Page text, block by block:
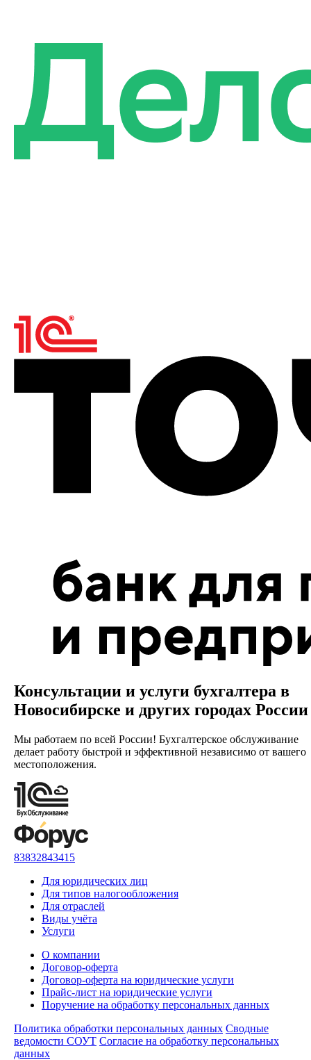
Консультации и услуги бухгалтера в
Новосибирске и других городах России
Мы работаем по всей России! Бухгалтерское обслуживание
делает работу быстрой и эффективной независимо от вашего
местоположения.
83832843415
Для юридических лиц
Для типов налогообложения
Для отраслей
Виды учёта
Услуги
О компании
Договор-оферта
Договор-оферта на юридические услуги
Прайс-лист на юридические услуги
Поручение на обработку персональных данных
Политика обработки персональных данных Сводные
ведомости СОУТ Согласие на обработку персональных
данных